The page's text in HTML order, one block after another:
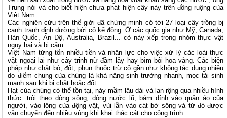
Trung nói và cho biết hiện chưa phát hiện cây này trên đồng ruộng của
Việt Nam.
Các nghiên cứu trên thế giới đã chứng minh có tới 27 loại cây trồng bị
cạnh tranh dinh dưỡng bởi cỏ kế đồng. Ở các quốc gia như Mỹ, Canada,
Hàn Quốc, Ấn Độ, Australia, Brazil... cỏ này xếp trong nhóm thực vật
nguy hại và bị cấm.
Việt Nam từng tốn nhiều tiền và nhân lực cho việc xử lý các loài thực
vật ngoại lai như cây trinh nữ đầm lầy hay bìm bôi hoa vàng. Các biện
pháp như chặt bỏ, đốt, phun thuốc trừ cỏ gần như không tác dụng nhiều
do điểm chung của chúng là khả năng sinh trưởng nhanh, mọc tái sinh
mạnh sau khi bị chặt hoặc đốt.
Hạt của chúng có thể tồn tại, nảy mầm lâu dài và lan rộng qua nhiều hình
thức: trôi theo dòng sông, dòng nước lũ, bám dính vào quần áo của
người, vào lông của động vật, vùi lẫn vào cát bờ sông và từ đó được
vận chuyển đến nhiều vùng khi khai thác cát cho công trình.